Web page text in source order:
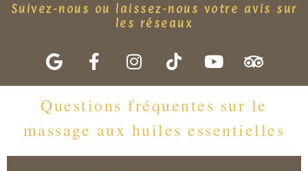
Suivez-nous ou laissez-nous votre avis sur
les réseaux
Questions fréquentes sur le
massage aux huiles essentielles